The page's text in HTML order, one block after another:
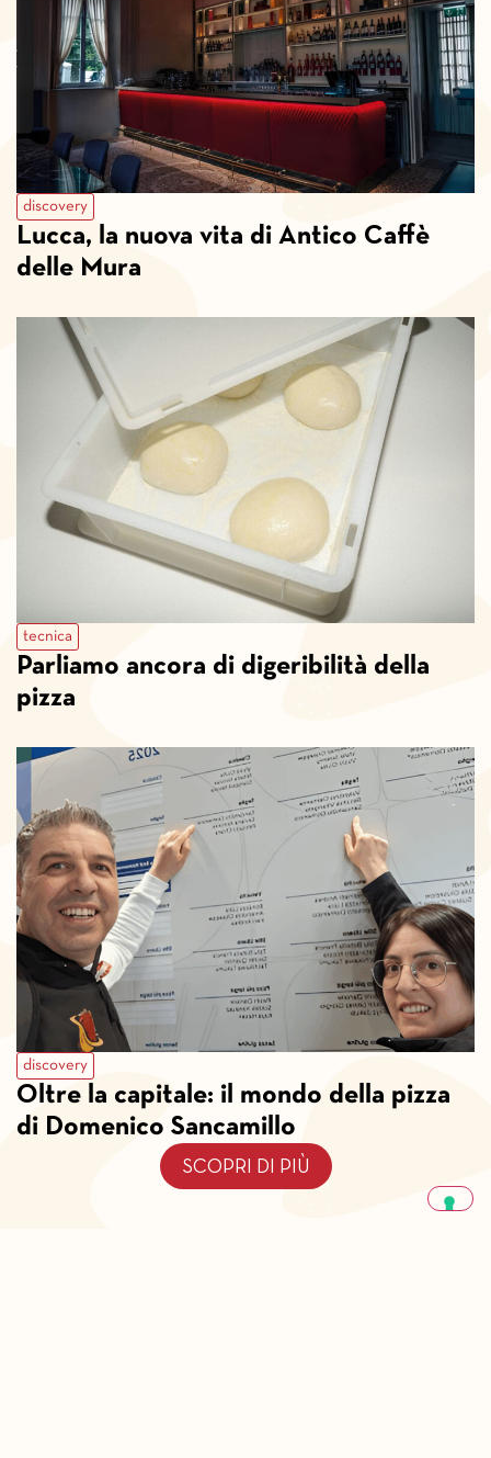
discovery
Lucca, la nuova vita di Antico Caffè
delle Mura
tecnica
Parliamo ancora di digeribilità della
pizza
discovery
Oltre la capitale: il mondo della pizza
di Domenico Sancamillo
SCOPRI DI PIÙ